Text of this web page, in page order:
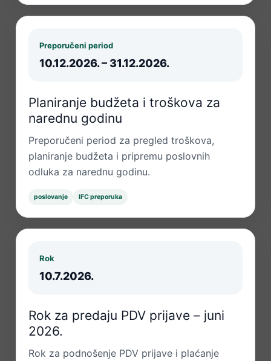
Preporučeni period
10.12.2026. – 31.12.2026.
Planiranje budžeta i troškova za
narednu godinu
Preporučeni period za pregled troškova,
planiranje budžeta i pripremu poslovnih
odluka za narednu godinu.
poslovanje IFC preporuka
Rok
10.7.2026.
Rok za predaju PDV prijave – juni
2026.
Rok za podnošenje PDV prijave i plaćanje